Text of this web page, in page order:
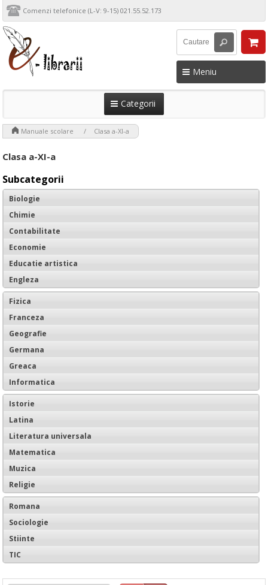
Comenzi telefonice (L-V: 9-15) 021.55.52.173
Meniu
Categorii
Manuale scolare Clasa a-XI-a
Clasa a-XI-a
Subcategorii
Biologie
Chimie
Contabilitate
Economie
Educatie artistica
Engleza
Fizica
Franceza
Geografie
Germana
Greaca
Informatica
Istorie
Latina
Literatura universala
Matematica
Muzica
Religie
Romana
Sociologie
Stiinte
TIC